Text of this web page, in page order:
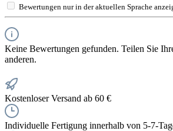
Bewertungen nur in der aktuellen Sprache
Keine Bewertungen gefunden. Teilen Sie
anderen.
Kostenloser Versand ab 60 €
Individuelle Fertigung innerhalb von 5-7-